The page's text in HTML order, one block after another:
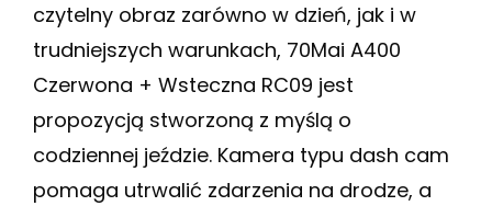
czytelny obraz zarówno w dzień, jak i w
trudniejszych warunkach, 70Mai A400
Czerwona + Wsteczna RC09 jest
propozycją stworzoną z myślą o
codziennej jeździe. Kamera typu dash cam
pomaga utrwalić zdarzenia na drodze, a